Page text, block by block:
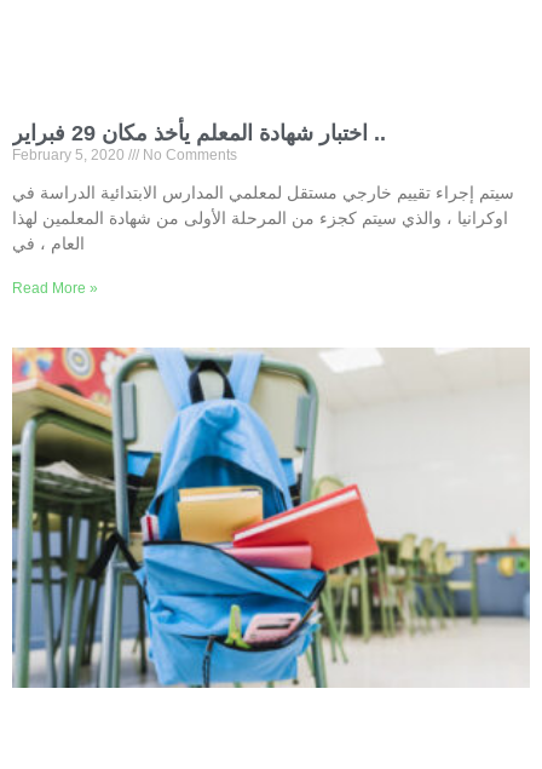
اختبار شهادة المعلم يأخذ مكان 29 فبراير ..
February 5, 2020 No Comments
سيتم إجراء تقييم خارجي مستقل لمعلمي المدارس الابتدائية الدراسة في
اوكرانيا ، والذي سيتم كجزء من المرحلة الأولى من شهادة المعلمين لهذا
العام ، في
Read More »